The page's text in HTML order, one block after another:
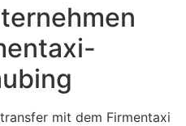
mit dem Firmentaxi